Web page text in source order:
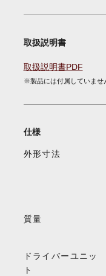
取扱説明書
取扱説明書PDF
※製品には付属していませ
仕様
外形寸法
質量
ドライバーユニッ
ト